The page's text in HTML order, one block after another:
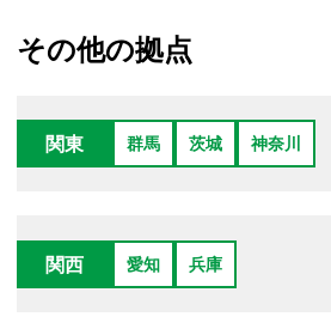
その他の拠点
関東 群馬 茨城 神奈川
関西 愛知 兵庫